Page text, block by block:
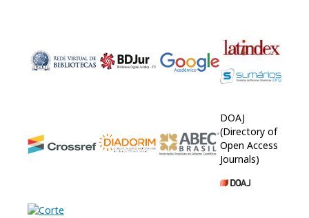
DOAJ
(Directory of
Open Access
Journals)